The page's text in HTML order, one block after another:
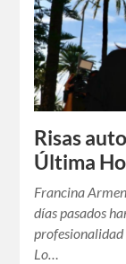
Risas
Última
Francina
días pasados
profesionalidad
Lo…